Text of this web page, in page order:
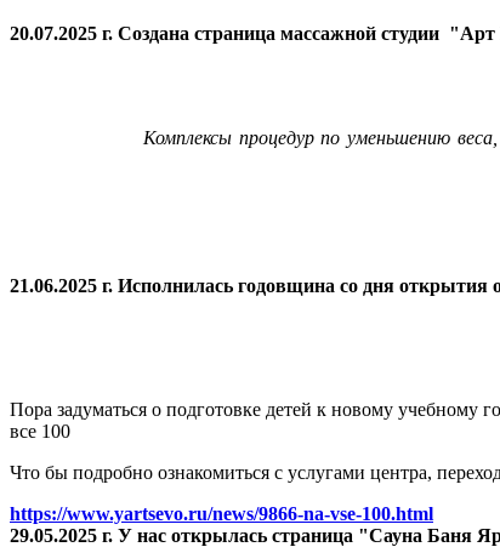
20.07.2025 г. Создана страница массажной студии
Комплексы процедур по уменьшению
21.06.2025 г. Исполнилась годовщина со дня открытия
Пора задуматься о подготовке детей к новому учебному
все 100
Что бы подробно ознакомиться с услугами центра,
https://www.yartsevo.ru/news/9866-na-vse-100.html
29.05.2025 г. У нас открылась страница "Сауна Баня